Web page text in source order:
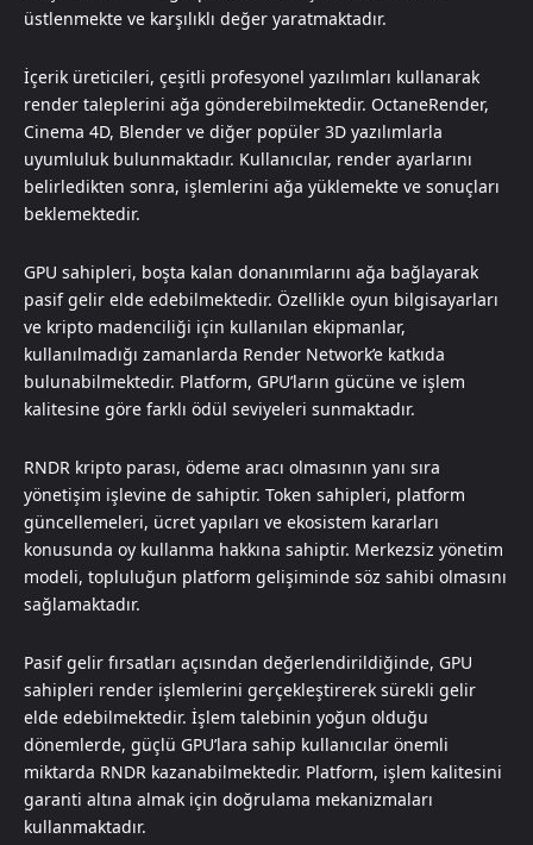
üstlenmekte ve karşılıklı değer yaratmaktadır.
İçerik üreticileri, çeşitli profesyonel yazılımları kullanarak
render taleplerini ağa gönderebilmektedir. OctaneRender,
Cinema 4D, Blender ve diğer popüler 3D yazılımlarla
uyumluluk bulunmaktadır. Kullanıcılar, render ayarlarını
belirledikten sonra, işlemlerini ağa yüklemekte ve sonuçları
beklemektedir.
GPU sahipleri, boşta kalan donanımlarını ağa bağlayarak
pasif gelir elde edebilmektedir. Özellikle oyun bilgisayarları
ve kripto madenciliği için kullanılan ekipmanlar,
kullanılmadığı zamanlarda Render Network’e katkıda
bulunabilmektedir. Platform, GPU’ların gücüne ve işlem
kalitesine göre farklı ödül seviyeleri sunmaktadır.
RNDR kripto parası, ödeme aracı olmasının yanı sıra
yönetişim işlevine de sahiptir. Token sahipleri, platform
güncellemeleri, ücret yapıları ve ekosistem kararları
konusunda oy kullanma hakkına sahiptir. Merkezsiz yönetim
modeli, topluluğun platform gelişiminde söz sahibi olmasını
sağlamaktadır.
Pasif gelir fırsatları açısından değerlendirildiğinde, GPU
sahipleri render işlemlerini gerçekleştirerek sürekli gelir
elde edebilmektedir. İşlem talebinin yoğun olduğu
dönemlerde, güçlü GPU’lara sahip kullanıcılar önemli
miktarda RNDR kazanabilmektedir. Platform, işlem kalitesini
garanti altına almak için doğrulama mekanizmaları
kullanmaktadır.